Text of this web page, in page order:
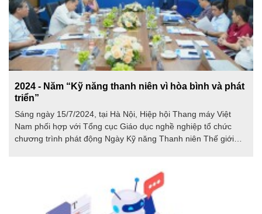
2024 - Năm “Kỹ năng thanh niên vì hòa bình và phát
triển”
Sáng ngày 15/7/2024, tại Hà Nội, Hiệp hội Thang máy Việt
Nam phối hợp với Tổng cục Giáo dục nghề nghiệp tổ chức
chương trình phát động Ngày Kỹ năng Thanh niên Thế giới